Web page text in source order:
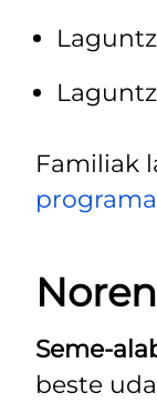
Familiak
Seme-
beste